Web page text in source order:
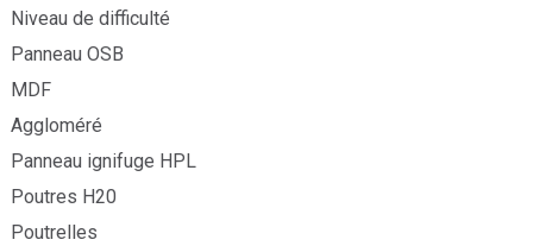
Niveau de difficulté
Panneau OSB
MDF
Aggloméré
Panneau ignifuge HPL
Poutres H20
Poutrelles